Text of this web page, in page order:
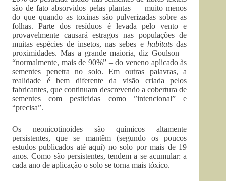
são de fato absorvidos pelas plantas — muito menos
do que quando as toxinas são pulverizadas sobre as
folhas. Parte dos resíduos é levada pelo vento e
provavelmente causará estragos nas populações de
muitas espécies de insetos, nas sebes e habitats das
proximidades. Mas a grande maioria, diz Goulson –
“normalmente, mais de 90%” – do veneno aplicado às
sementes penetra no solo. Em outras palavras, a
realidade é bem diferente da visão criada pelos
fabricantes, que continuam descrevendo a cobertura de
sementes com pesticidas como ”intencional” e
“precisa”.
Os neonicotinoides são químicos altamente
persistentes, que se mantêm (segundo os poucos
estudos publicados até aqui) no solo por mais de 19
anos. Como são persistentes, tendem a se acumular: a
cada ano de aplicação o solo se torna mais tóxico.